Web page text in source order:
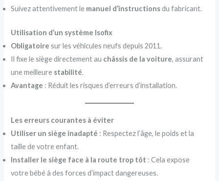
Suivez attentivement le manuel d’instructionsdu fabricant.
Utilisation d’un système Isofix
Obligatoire sur les véhicules neufs depuis 2011.
Il fixe le siège directement au châssis de la voiture, assurant
une meilleure stabilité.
Avantage : Réduit les risques d’erreurs d’installation.
Les erreurs courantes à éviter
Utiliser un siège inadapté : Respectez l’âge, le poids et la
taille de votre enfant.
Installer le siège face à la route trop tôt : Cela expose
votre bébé à des forces d’impact dangereuses.